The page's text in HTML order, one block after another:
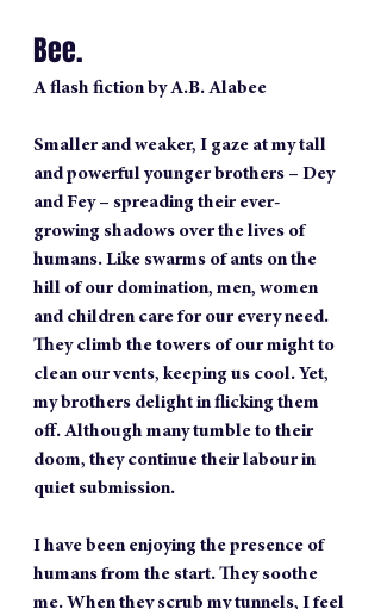
Bee.
A flash fiction by A.B. Alabee
Smaller and weaker, I gaze at my tall
and powerful younger brothers – Dey
and Fey – spreading their ever-
growing shadows over the lives of
humans. Like swarms of ants on the
hill of our domination, men, women
and children care for our every need.
They climb the towers of our might to
clean our vents, keeping us cool. Yet,
my brothers delight in flicking them
off. Although many tumble to their
doom, they continue their labour in
quiet submission.
I have been enjoying the presence of
humans from the start. They soothe
me. When they scrub my tunnels, I feel